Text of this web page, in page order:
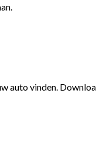
auto vinden.